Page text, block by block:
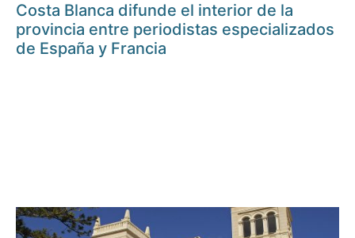
Costa Blanca difunde el interior de la
provincia entre periodistas especializados
de España y Francia